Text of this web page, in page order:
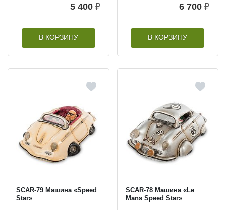
5 400 ₽
В КОРЗИНУ
6 700 ₽
В КОРЗИНУ
SCAR-79 Машина «Speed
Star»
SCAR-78 Машина «Le
Mans Speed Star»